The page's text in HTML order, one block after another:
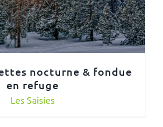
nocturne & fondue
en refuge
Les Saisies